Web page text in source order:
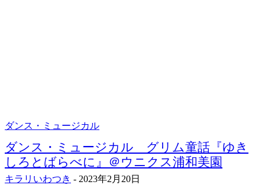
ダンス・ミュージカル
ダンス・ミュージカル グリム童話『ゆき
しろとばらべに』＠ウニクス浦和美園
キラリいわつき - 2023年2月20日